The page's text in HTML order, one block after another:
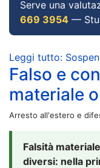
Serve una
669 3954 —
Leggi tutto:
Falso e
materiale
Arresto all'estero e
Falsità
diversi: nella